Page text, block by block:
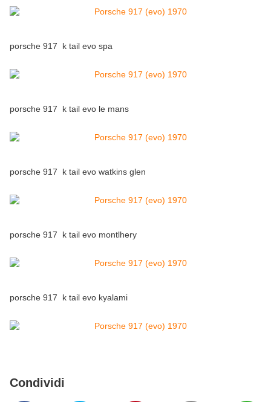
porsche 917 k tail evo spa
porsche 917 k tail evo le mans
porsche 917 k tail evo watkins glen
porsche 917 k tail evo montlhery
porsche 917 k tail evo kyalami
Condividi